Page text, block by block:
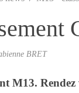
BRET
M13.